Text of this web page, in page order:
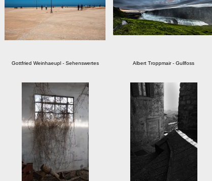
Gottfried Weinhaeupl - Sehenswertes Albert Troppmair - Gullfoss